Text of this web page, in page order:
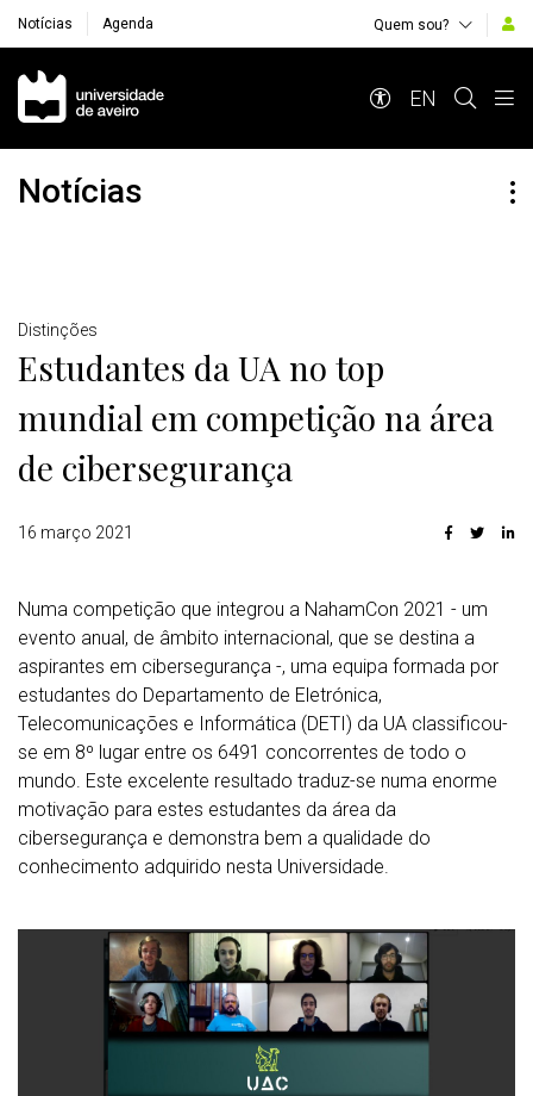
Notícias Agenda Quem sou?
Navegação Principal
EN
Notícias
Detalhes
Distinções
Estudantes da UA no top
mundial em competição na área
de cibersegurança
16 março 2021
Numa competição que integrou a NahamCon 2021 - um
evento anual, de âmbito internacional, que se destina a
aspirantes em cibersegurança -, uma equipa formada por
estudantes do Departamento de Eletrónica,
Telecomunicações e Informática (DETI) da UA classificou-
se em 8º lugar entre os 6491 concorrentes de todo o
mundo. Este excelente resultado traduz-se numa enorme
motivação para estes estudantes da área da
cibersegurança e demonstra bem a qualidade do
conhecimento adquirido nesta Universidade.